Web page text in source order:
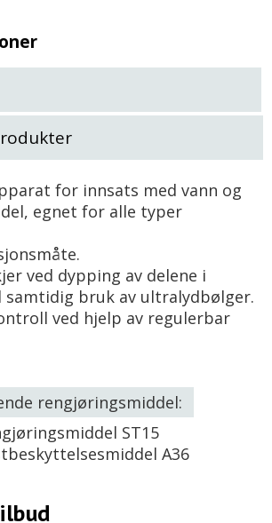
for innsats med vann og
egnet for alle typer
ved dypping av delene i
samtidig bruk av ultralydbølger.
ved hjelp av regulerbar
rengjøringsmiddel:
ST15
A36